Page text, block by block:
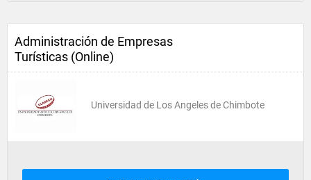
Administración de Empresas
Turísticas (Online)
Universidad de Los Angeles de Chimbote